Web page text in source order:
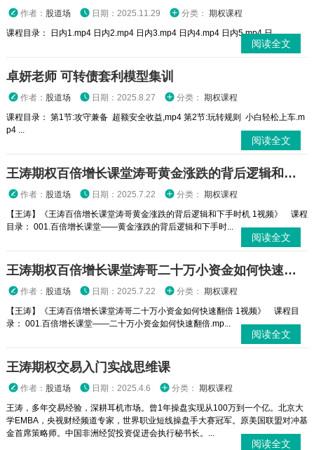
作者： 股道场 日期：2025.11.29 分类： 期权课程
课程目录： 日内1.mp4 日内2.mp4 日内3.mp4 日内4.mp4 日内5.mp4 日...
阅读全文
卓妍老师 可转债套利模型集训
作者： 股道场 日期：2025.8.27 分类： 期权课程
课程目录： 第1节:攻守兼备 超额安全收益,mp4 第2节:玩转规则 小白轻松上车.m
p4 ...
阅读全文
王涛期权百倍增长课堂涛哥黄金涨跌的背后逻辑和下手时机 1视频
作者： 股道场 日期：2025.7.22 分类： 期权课程
【王涛】《王涛百倍增长课堂涛哥黄金涨跌的背后逻辑和下手时机 1视频》 课程
目录： 001.百倍增长课堂——黄金涨跌的背后逻辑和下手时...
阅读全文
王涛期权百倍增长课堂涛哥二十万小资金如何快速翻倍 1视频
作者： 股道场 日期：2025.7.22 分类： 期权课程
【王涛】《王涛百倍增长课堂涛哥二十万小资金如何快速翻倍 1视频》 课程目
录： 001.百倍增长课堂——二十万小资金如何快速翻倍.mp...
阅读全文
王涛期权交易入门实战思维课
作者： 股道场 日期：2025.4.6 分类： 期权课程
王涛，多年交易经验，深耕耳机市场。曾1年操盘实现从100万到一个亿。北京大
学EMBA，央视财经频道专家，世界职业短线操盘手大赛冠军。原美国联盟对冲基
金首席策略师。中国非洲经贸投资促进会执行秘书长。...
阅读全文